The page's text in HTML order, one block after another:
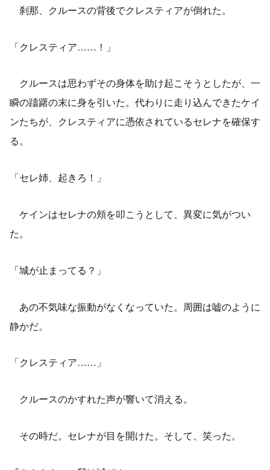
刹那、クルースの背後でクレスティアが倒れた。
「クレスティア……！」
クルースは思わずその身体を助け起こそうとしたが、一
瞬の躊躇の末に身を引いた。代わりに走り込んできたケイ
ンたちが、クレスティアに憑依されているセレナを確保す
る。
「セレ姉、起きろ！」
ケインはセレナの頬を叩こうとして、異変に気がつい
た。
「城が止まってる？」
あの不気味な振動がなくなっていた。周囲は嘘のように
静かだ。
「クレスティア……」
クルースのかすれた声が響いて消える。
その時だ。セレナが目を開けた。そして、笑った。